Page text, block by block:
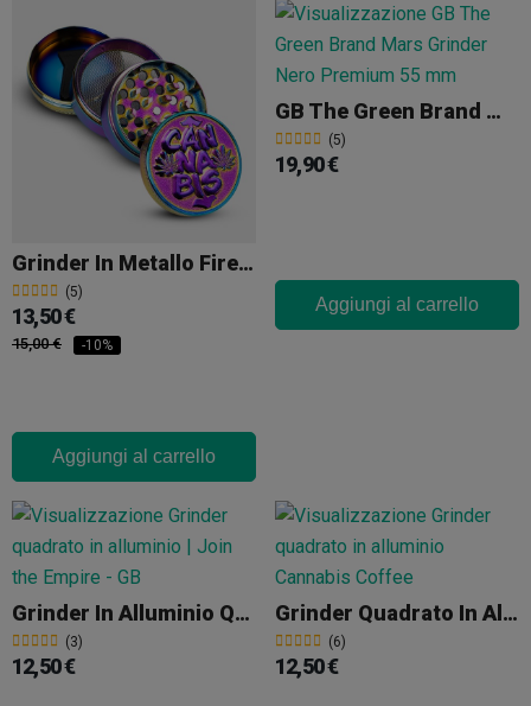
Grinder In Metallo Fire Flow THC 50 Mm
(5)
13,50 €
15,00 € -10%
Aggiungi al carrello
GB The Green Brand Mars Grinder Nero Premium 55 Mm
(5)
19,90 €
Aggiungi al carrello
Grinder In Alluminio Quadrato Joint The Empire
(3)
12,50 €
Grinder Quadrato In Alluminio Cannabis Coffee
(6)
12,50 €